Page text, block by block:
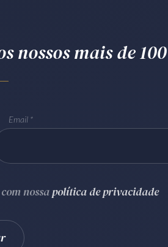
nossos mais de
Email
nossapolítica de privacidade